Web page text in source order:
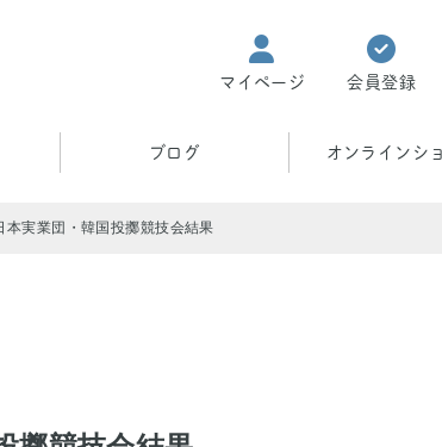
マイページ 会員登録
ブログ オンラインシ
本実業団・韓国投擲競技会結果